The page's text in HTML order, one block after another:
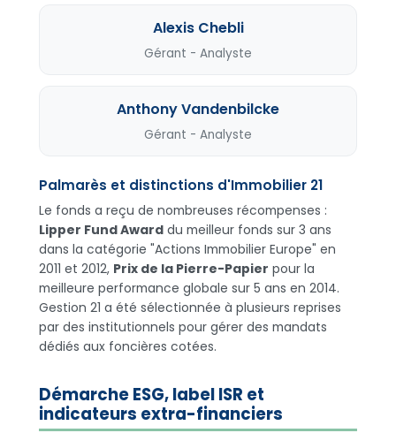
Alexis Chebli
Gérant - Analyste
Anthony Vandenbilcke
Gérant - Analyste
Palmarès et distinctions d'Immobilier 21
Le fonds a reçu de nombreuses récompenses :
Lipper Fund Award du meilleur fonds sur 3 ans
dans la catégorie "Actions Immobilier Europe" en
2011 et 2012, Prix de la Pierre-Papier pour la
meilleure performance globale sur 5 ans en 2014.
Gestion 21 a été sélectionnée à plusieurs reprises
par des institutionnels pour gérer des mandats
dédiés aux foncières cotées.
Démarche ESG, label ISR et
indicateurs extra-financiers